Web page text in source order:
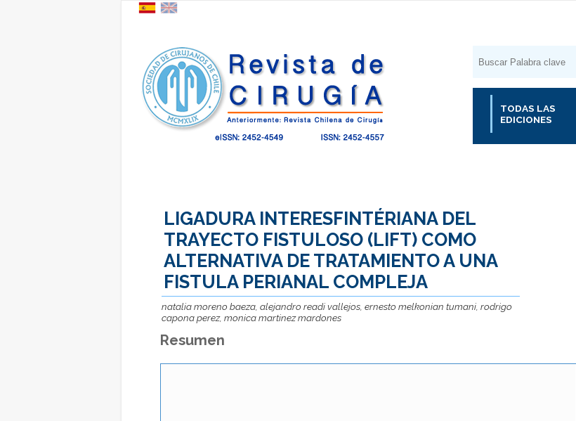
TODAS LAS
EDICIONES
LIGADURA INTERESFINTÉRIANA DEL
TRAYECTO FISTULOSO (LIFT) COMO
ALTERNATIVA DE TRATAMIENTO A UNA
FISTULA PERIANAL COMPLEJA
natalia moreno baeza, alejandro readi vallejos, ernesto melkonian tumani, rodrigo
capona perez, monica martinez mardones
Resumen